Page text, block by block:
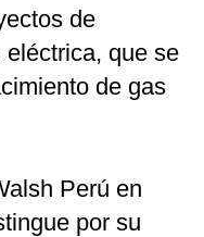
de
que se
de gas
Perú en
por su